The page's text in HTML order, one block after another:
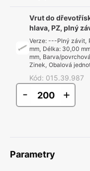
Vrut do
hlava, PZ, plný
Verze: ---Plný závit,
mm, Délka: 30,00
mm, Barva/
Zinek, Obalová
Kód: 015.39.987
- +
Parametry